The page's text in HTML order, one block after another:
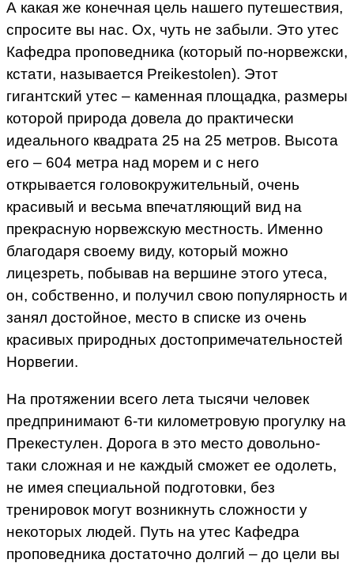
А какая же конечная цель нашего путешествия,
спросите вы нас. Ох, чуть не забыли. Это утес
Кафедра проповедника (который по-норвежски,
кстати, называется Preikestolen). Этот
гигантский утес – каменная площадка, размеры
которой природа довела до практически
идеального квадрата 25 на 25 метров. Высота
его – 604 метра над морем и с него
открывается головокружительный, очень
красивый и весьма впечатляющий вид на
прекрасную норвежскую местность. Именно
благодаря своему виду, который можно
лицезреть, побывав на вершине этого утеса,
он, собственно, и получил свою популярность и
занял достойное, место в списке из очень
красивых природных достопримечательностей
Норвегии.
На протяжении всего лета тысячи человек
предпринимают 6-ти километровую прогулку на
Прекестулен. Дорога в это место довольно-
таки сложная и не каждый сможет ее одолеть,
не имея специальной подготовки, без
тренировок могут возникнуть сложности у
некоторых людей. Путь на утес Кафедра
проповедника достаточно долгий – до цели вы